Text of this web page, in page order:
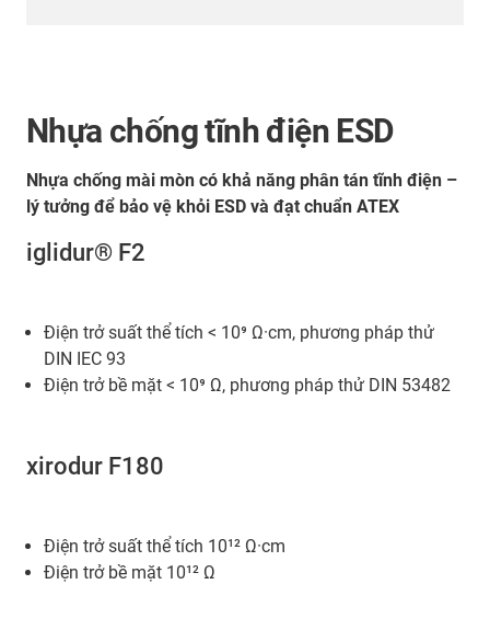
Nhựa chống tĩnh điện ESD
Nhựa chống mài mòn có khả năng phân tán tĩnh điện –
lý tưởng để bảo vệ khỏi ESD và đạt chuẩn ATEX
iglidur® F2
Điện trở suất thể tích < 10⁹ Ω·cm, phương pháp thử
DIN IEC 93
Điện trở bề mặt < 10⁹ Ω, phương pháp thử DIN 53482
xirodur F180
Điện trở suất thể tích 10¹² Ω·cm
Điện trở bề mặt 10¹² Ω